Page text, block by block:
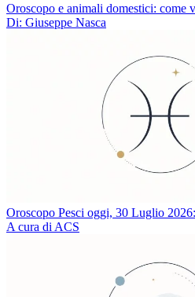
Oroscopo e animali domestici: come
Di: Giuseppe Nasca
Oroscopo Pesci oggi, 30 Luglio
A cura di ACS